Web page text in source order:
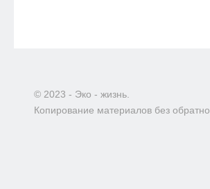
© 2023 - Эко - жизнь.
Копирование материалов без